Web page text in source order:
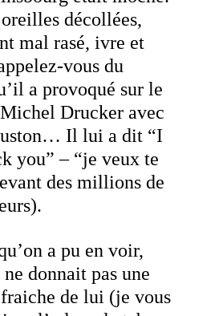
décollées,
mal rasé, ivre et
vous du
a provoqué sur le
Drucker avec
Il lui a dit “I
you” – “je veux te
des millions de
a pu en voir,
donnait pas une
de lui (je vous